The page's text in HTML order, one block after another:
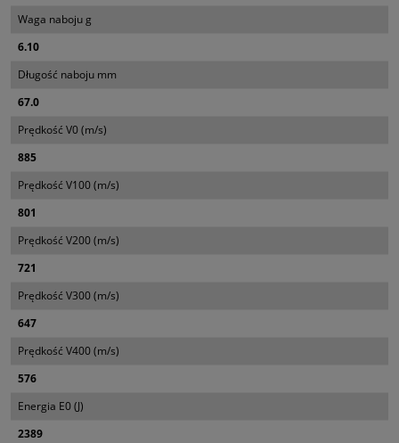
Waga naboju g
6.10
Długość naboju mm
67.0
Prędkość V0 (m/s)
885
Prędkość V100 (m/s)
801
Prędkość V200 (m/s)
721
Prędkość V300 (m/s)
647
Prędkość V400 (m/s)
576
Energia E0 (J)
2389